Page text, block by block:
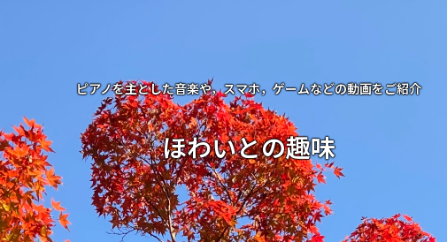
ピアノを主とした音楽や，スマホ，ゲームなどの動画をご紹介
ほわいとの趣味